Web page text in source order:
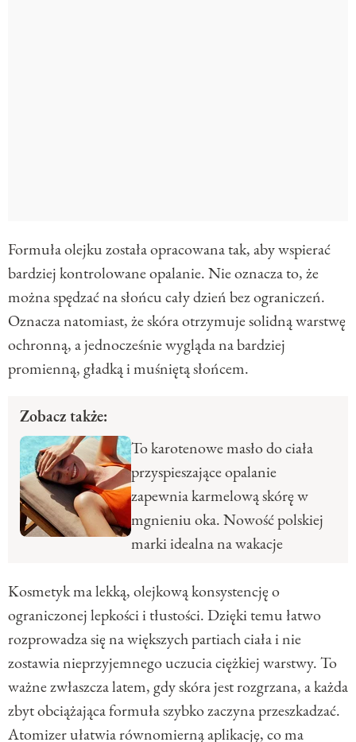
Formuła olejku została opracowana tak, aby wspierać
bardziej kontrolowane opalanie. Nie oznacza to, że
można spędzać na słońcu cały dzień bez ograniczeń.
Oznacza natomiast, że skóra otrzymuje solidną warstwę
ochronną, a jednocześnie wygląda na bardziej
promienną, gładką i muśniętą słońcem.
Zobacz także:
To karotenowe masło do ciała
przyspieszające opalanie
zapewnia karmelową skórę w
mgnieniu oka. Nowość polskiej
marki idealna na wakacje
Kosmetyk ma lekką, olejkową konsystencję o
ograniczonej lepkości i tłustości. Dzięki temu łatwo
rozprowadza się na większych partiach ciała i nie
zostawia nieprzyjemnego uczucia ciężkiej warstwy. To
ważne zwłaszcza latem, gdy skóra jest rozgrzana, a każda
zbyt obciążająca formuła szybko zaczyna przeszkadzać.
Atomizer ułatwia równomierną aplikację, co ma